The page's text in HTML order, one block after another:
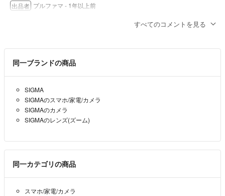
出品者 プルファマ - 1年以上前
すべてのコメントを見る
同一ブランドの商品
SIGMA
SIGMAのスマホ/家電/カメラ
SIGMAのカメラ
SIGMAのレンズ(ズーム)
同一カテゴリの商品
スマホ/家電/カメラ